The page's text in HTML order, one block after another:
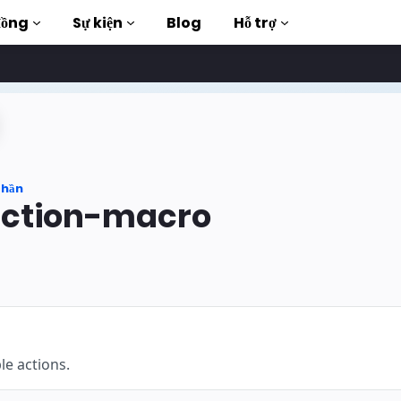
luyện
chỉnh
to AMP
Sự kiện Blog Hỗ trợ
macro
actions.